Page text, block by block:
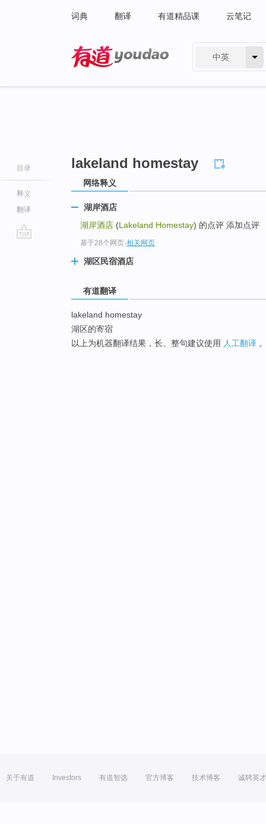
词典 翻译 有道精品课 云笔记
中英
目录
释义
翻译
lakeland homestay
网络释义
湖岸酒店
湖岸酒店 (Lakeland Homestay) 的点评 添加点评
基于28个网页-相关网页
湖区民宿酒店
有道翻译
lakeland homestay
湖区的寄宿
以上为机器翻译结果，长、整句建议使用 人工翻译
关于有道 Investors 有道智选 官方博客 技术博客 诚聘英才